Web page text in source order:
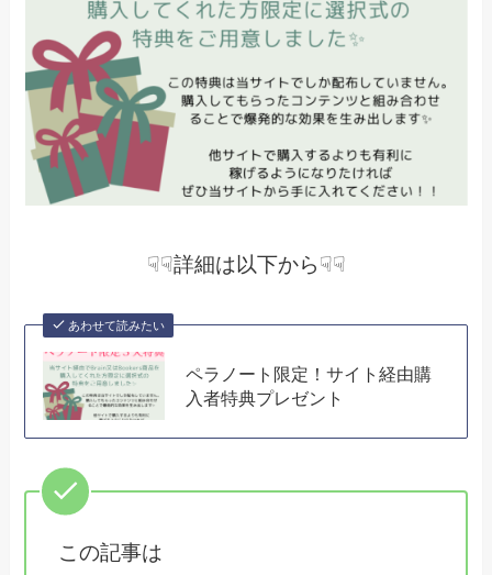
☟☟詳細は以下から☟☟
あわせて読みたい
ペラノート限定！サイト経由購
入者特典プレゼント
この記事は